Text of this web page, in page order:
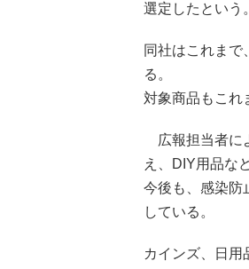
選定したという。
同社はこれまで
る。
対象商品もこれ
広報担当者に
え、DIY用品な
今後も、感染防
している。
カインズ、日